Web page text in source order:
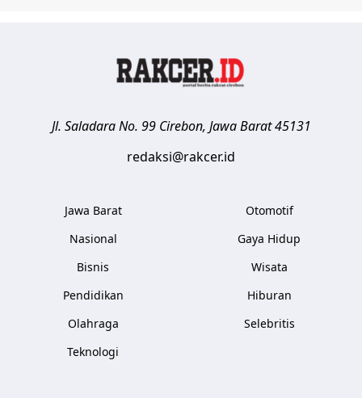
Jl. Saladara No. 99 Cirebon, Jawa Barat 45131
redaksi@rakcer.id
Jawa Barat
Nasional
Bisnis
Pendidikan
Olahraga
Teknologi
Otomotif
Gaya Hidup
Wisata
Hiburan
Selebritis